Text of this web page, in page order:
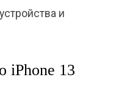
и
iPhone 13